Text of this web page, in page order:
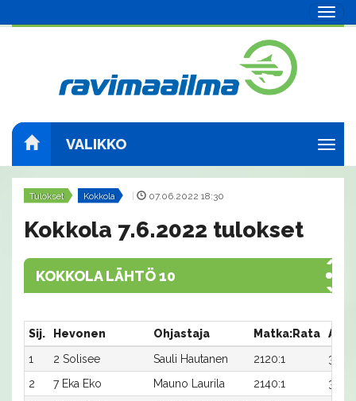
VALIKKO
Tulokset Kokkola 07.06.2022 18:30
Kokkola 7.6.2022 tulokset
KOKKOLA LÄHTÖ 10
Sij. Hevonen Ohjastaja Matka:Rata
Aika
1
2 Solisee Sauli Hautanen 2120:1
31,6
2
7 Eka Eko Mauno Laurila 2140:1
34,4